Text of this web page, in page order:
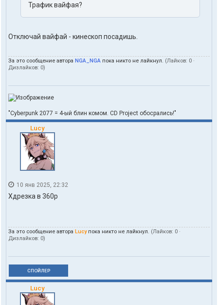
Трафик вайфая?
Отключай вайфай - кинескоп посадишь.
За это сообщение автора NGA_NGA пока никто не лайкнул. (Лайков: 0 ·
Дизлайков: 0)
"Cyberpunk 2077 = 4-ый блин комом. CD Project обосрались!"
Lucy
10 янв 2025, 22:32
Хдрезка в 360p
За это сообщение автора Lucyпока никто не лайкнул. (Лайков: 0 ·
Дизлайков: 0)
СПОЙЛЕР
Lucy